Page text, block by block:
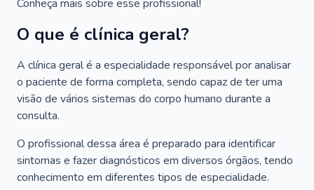
Conheça mais sobre esse profissional!
O que é clínica geral?
A clínica geral é a especialidade responsável por analisar
o paciente de forma completa, sendo capaz de ter uma
visão de vários sistemas do corpo humano durante a
consulta.
O profissional dessa área é preparado para identificar
sintomas e fazer diagnósticos em diversos órgãos, tendo
conhecimento em diferentes tipos de especialidade.